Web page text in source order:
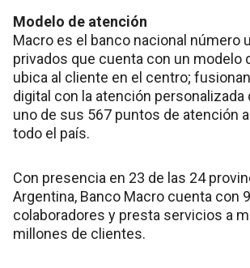
Modelo de atención
Macro es el banco nacional número
privados que cuenta con un modelo
ubica al cliente en el centro;
digital con la atención personalizada
uno de sus 567 puntos de atención
todo el país.
Con presencia en 23 de las 24
Argentina, Banco Macro cuenta con
colaboradores y presta servicios a
millones de clientes.